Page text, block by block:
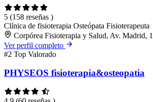
5 (158 reseñas )
Clínica de fisioterapia Osteópata Fisioterapeuta
Corpórea Fisioterapia y Salud, Av. Madrid,
Ver perfil completo
#2 Top Valorado
PHYSEOS fisioterapia&osteopatia